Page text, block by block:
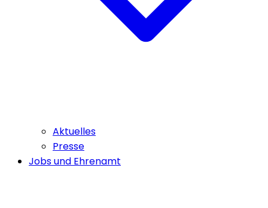
Aktuelles
Presse
Jobs und Ehrenamt